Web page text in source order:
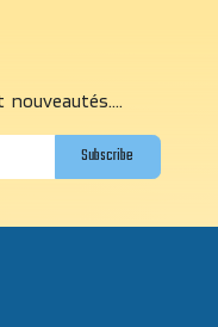
nouveautés....
Subscribe